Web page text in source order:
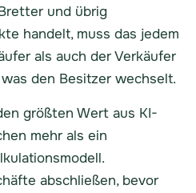
und übrig
handelt, muss das jedem
als auch der Verkäufer
den Besitzer wechselt.
größten Wert aus KI-
mehr als ein
abschließen, bevor